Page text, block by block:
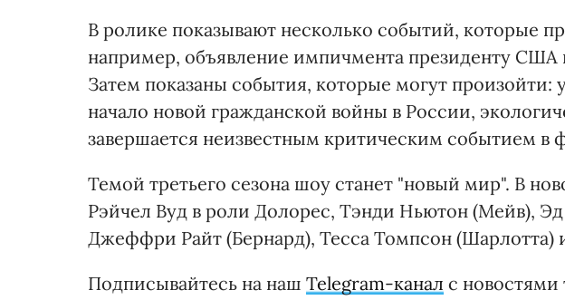
В ролике показывают несколько событий, которые
например, объявление импичмента президенту США
Затем показаны события, которые могут произойти:
начало новой гражданской войны в России,
завершается неизвестным критическим событием в
Темой третьего сезона шоу станет "новый мир". В
Рэйчел Вуд в роли Долорес, Тэнди Ньютон (Мейв),
Джеффри Райт (Бернард), Тесса Томпсон (Шарлотта)
Подписывайтесь на наш Telegram-канал с новостями